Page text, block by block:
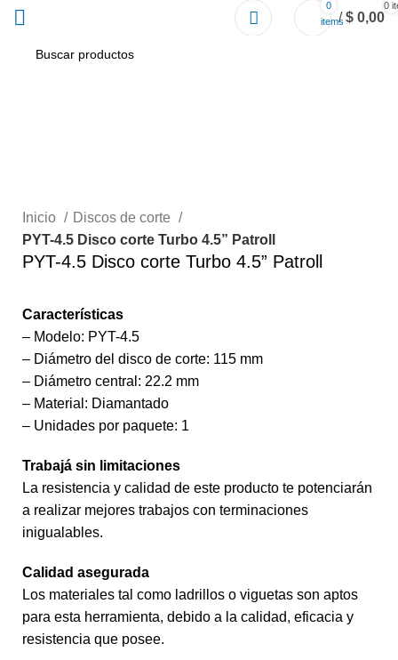
0
items
0
/ $ 0,00
Inicio
Discos de corte
PYT-4.5 Disco corte Turbo 4.5” Patroll
PYT-4.5 Disco corte Turbo 4.5” Patroll
Características
– Modelo: PYT-4.5
– Diámetro del disco de corte: 115 mm
– Diámetro central: 22.2 mm
– Material: Diamantado
– Unidades por paquete: 1
Trabajá sin limitaciones
La resistencia y calidad de este producto te potenciarán
a realizar mejores trabajos con terminaciones
inigualables.
Calidad asegurada
Los materiales tal como ladrillos o viguetas son aptos
para esta herramienta, debido a la calidad, eficacia y
resistencia que posee.